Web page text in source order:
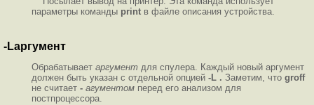
параметры команды print в файле описания устройства.
-Lаргумент
Обрабатывает аргумент для спулера. Каждый новый аргумент
должен быть указан с отдельной опцией -L . Заметим, что groff
не считает - агументом перед его анализом для
постпроцессора.